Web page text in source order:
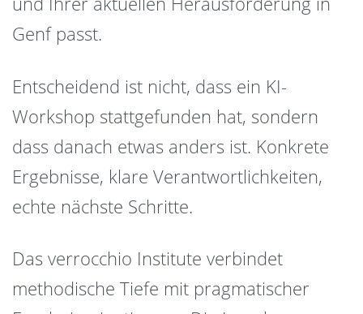
Genf passt.
Entscheidend ist nicht, dass ein KI-
Workshop stattgefunden hat, sondern
dass danach etwas anders ist. Konkrete
Ergebnisse, klare Verantwortlichkeiten,
echte nächste Schritte.
Das verrocchio Institute verbindet
methodische Tiefe mit pragmatischer